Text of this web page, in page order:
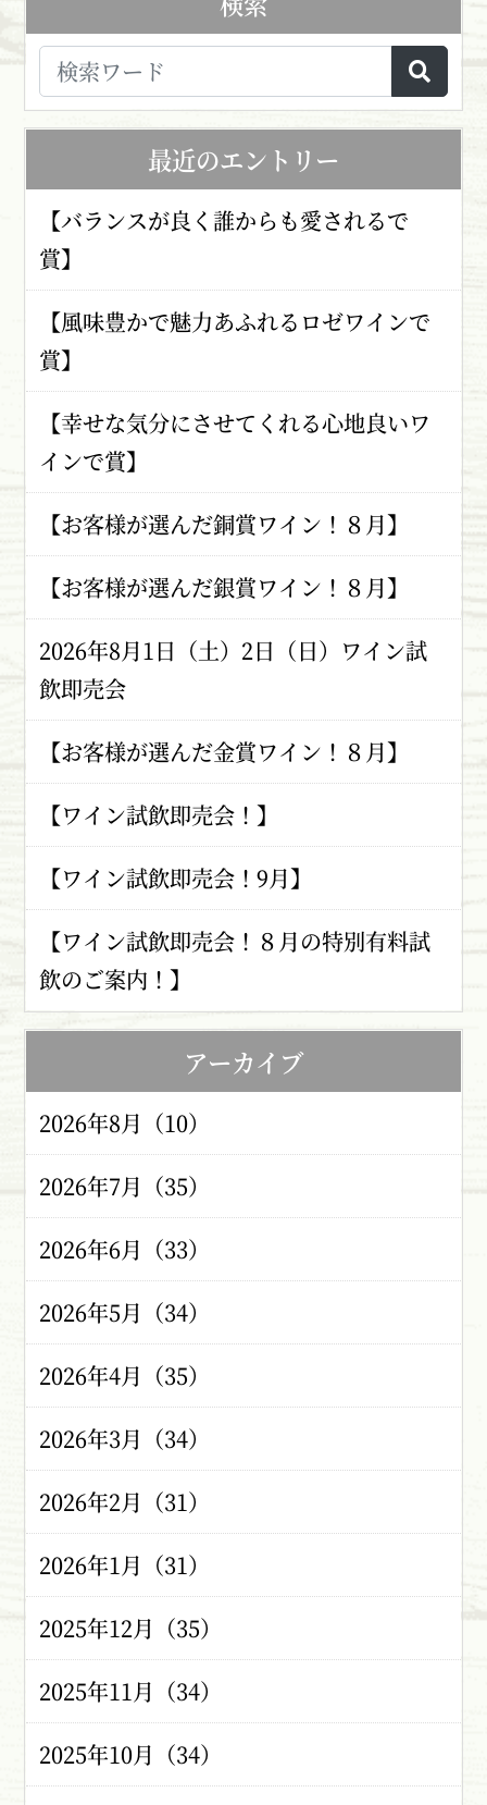
最近のエントリー
【バランスが良く誰からも愛されるで
賞】
【風味豊かで魅力あふれるロゼワインで
賞】
【幸せな気分にさせてくれる心地良いワ
インで賞】
【お客様が選んだ銅賞ワイン！８月】
【お客様が選んだ銀賞ワイン！８月】
2026年8月1日（土）2日（日）ワイン試
飲即売会
【お客様が選んだ金賞ワイン！８月】
【ワイン試飲即売会！】
【ワイン試飲即売会！9月】
【ワイン試飲即売会！８月の特別有料試
飲のご案内！】
アーカイブ
2026年8月（10）
2026年7月（35）
2026年6月（33）
2026年5月（34）
2026年4月（35）
2026年3月（34）
2026年2月（31）
2026年1月（31）
2025年12月（35）
2025年11月（34）
2025年10月（34）